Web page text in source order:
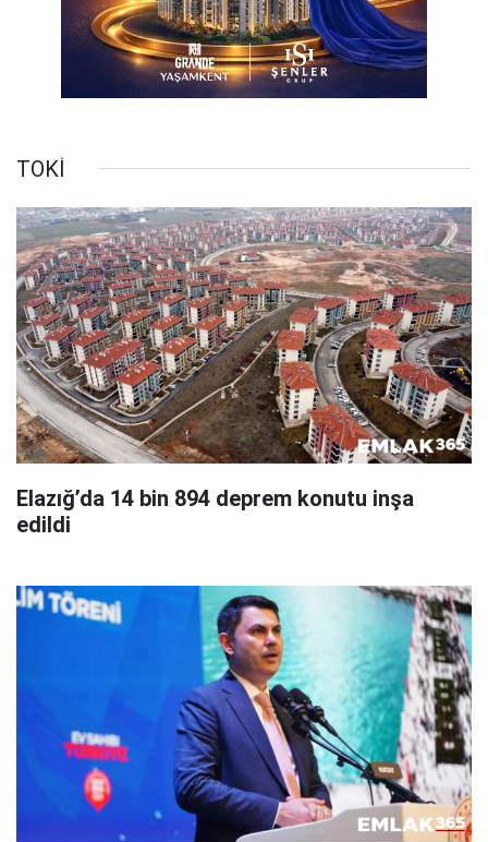
TOKİ
Elazığ’da 14 bin 894 deprem konutu inşa
edildi